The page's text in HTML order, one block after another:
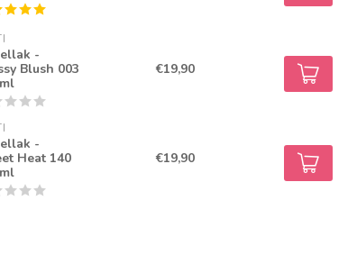
-
Blush 003
€19,90
-
Heat 140
€19,90